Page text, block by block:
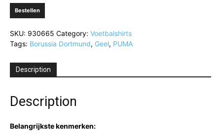
Bestellen
SKU: 930665 Category: Voetbalshirts
Tags: Borussia Dortmund, Geel, PUMA
Description
Description
Belangrijkste kenmerken: